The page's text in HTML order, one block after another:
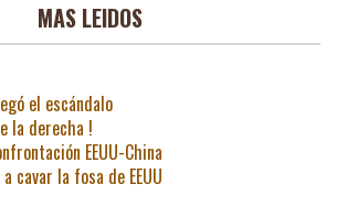
MAS LEIDOS
el escándalo
la derecha !
EEUU-China
cavar la fosa de EEUU